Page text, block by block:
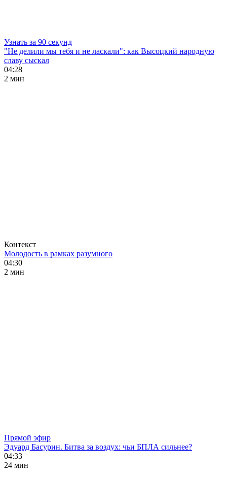
Узнать за 90 секунд
"Не делили мы тебя и не ласкали": как Высоцкий народную
славу сыскал
04:28
2 мин
Контекст
Молодость в рамках разумного
04:30
2 мин
Прямой эфир
Эдуард Басурин. Битва за воздух: чьи БПЛА сильнее?
04:33
24 мин